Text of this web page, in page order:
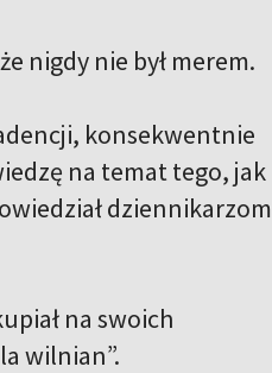
nigdy nie był merem.
konsekwentnie
na temat tego, jak
dziennikarzom
na swoich
wilnian”.